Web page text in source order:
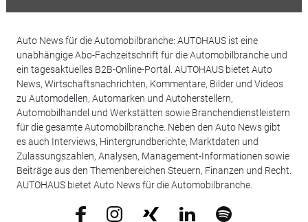
Auto News für die Automobilbranche: AUTOHAUS ist eine
unabhängige Abo-Fachzeitschrift für die Automobilbranche und
ein tagesaktuelles B2B-Online-Portal. AUTOHAUS bietet Auto
News, Wirtschaftsnachrichten, Kommentare, Bilder und Videos
zu Automodellen, Automarken und Autoherstellern,
Automobilhandel und Werkstätten sowie Branchendienstleistern
für die gesamte Automobilbranche. Neben den Auto News gibt
es auch Interviews, Hintergrundberichte, Marktdaten und
Zulassungszahlen, Analysen, Management-Informationen sowie
Beiträge aus den Themenbereichen Steuern, Finanzen und Recht.
AUTOHAUS bietet Auto News für die Automobilbranche.